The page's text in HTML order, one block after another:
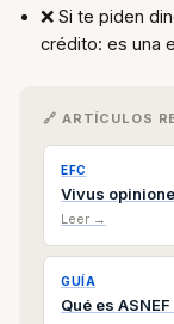
❌ Si te piden
crédito: es una
🔗 ARTÍCULOS
EFC
Vivus
Leer →
GUÍA
Qué es